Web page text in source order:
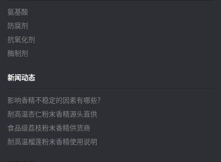
氨基酸
防腐剂
抗氧化剂
酶制剂
新闻动态
影响香精不稳定的因素有哪些？
耐高温杏仁粉末香精源头直供
食品级荔枝粉末香精供货商
耐高温榴莲粉末香精使用说明